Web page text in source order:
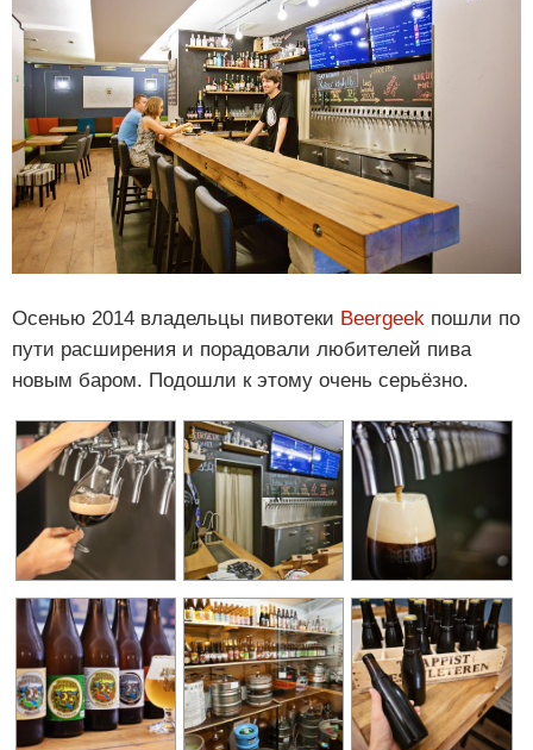
Осенью 2014 владельцы пивотеки Beergeek пошли по
пути расширения и порадовали любителей пива
новым баром. Подошли к этому очень серьёзно.